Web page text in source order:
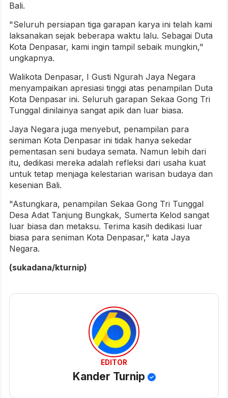
Bali.
"Seluruh persiapan tiga garapan karya ini telah kami
laksanakan sejak beberapa waktu lalu. Sebagai Duta
Kota Denpasar, kami ingin tampil sebaik mungkin,"
ungkapnya.
Walikota Denpasar, I Gusti Ngurah Jaya Negara
menyampaikan apresiasi tinggi atas penampilan Duta
Kota Denpasar ini. Seluruh garapan Sekaa Gong Tri
Tunggal dinilainya sangat apik dan luar biasa.
Jaya Negara juga menyebut, penampilan para
seniman Kota Denpasar ini tidak hanya sekedar
pementasan seni budaya semata. Namun lebih dari
itu, dedikasi mereka adalah refleksi dari usaha kuat
untuk tetap menjaga kelestarian warisan budaya dan
kesenian Bali.
"Astungkara, penampilan Sekaa Gong Tri Tunggal
Desa Adat Tanjung Bungkak, Sumerta Kelod sangat
luar biasa dan metaksu. Terima kasih dedikasi luar
biasa para seniman Kota Denpasar," kata Jaya
Negara.
(sukadana/kturnip)
EDITOR
Kander Turnip